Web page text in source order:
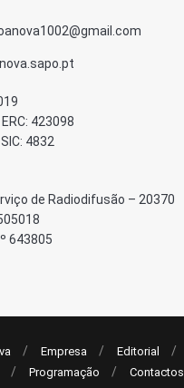
423098
4832
de Radiodifusão – 20370
643805
Empresa
Editorial
Programação Contactos